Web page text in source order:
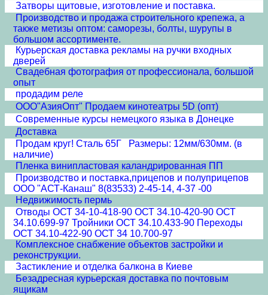
Затворы щитовые, изготовление и поставка.
Производство и продажа строительного крепежа, а
также метизы оптом: саморезы, болты, шурупы в
большом ассортименте.
Курьерская доставка рекламы на ручки входных
дверей
Свадебная фотография от профессионала, большой
опыт
продадим реле
ООО"АзияОпт" Продаем кинотеатры 5D (опт)
Современные курсы немецкого языка в Донецке
Доставка
Продам круг! Сталь 65Г Размеры: 12мм/630мм. (в
наличие)
Пленка винипластовая каландрированная ПП
Производство и поставка,прицепов и полуприцепов
ООО "АСТ-Канаш" 8(83533) 2-45-14, 4-37 -00
Недвижимость пермь
Отводы ОСТ 34-10-418-90 ОСТ 34.10-420-90 ОСТ
34.10.699-97 Тройники ОСТ 34.10.433-90 Переходы
ОСТ 34.10-422-90 ОСТ 34 10.700-97
Комплексное снабжение объектов застройки и
реконструкции.
Застикление и отделка балкона в Киеве
Безадресная курьерская доставка по почтовым
ящикам